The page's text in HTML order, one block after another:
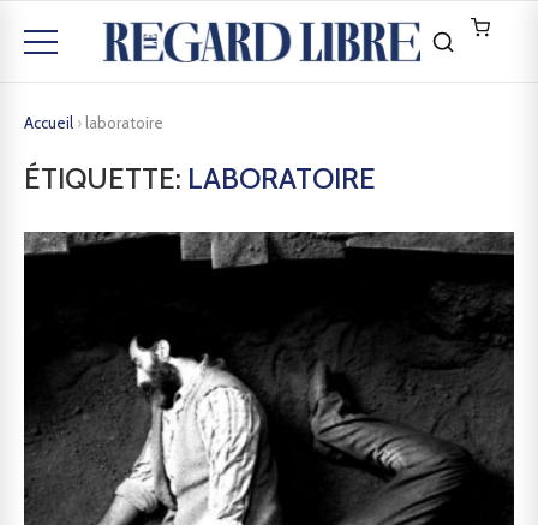
Accueil › laboratoire
ÉTIQUETTE: LABORATOIRE